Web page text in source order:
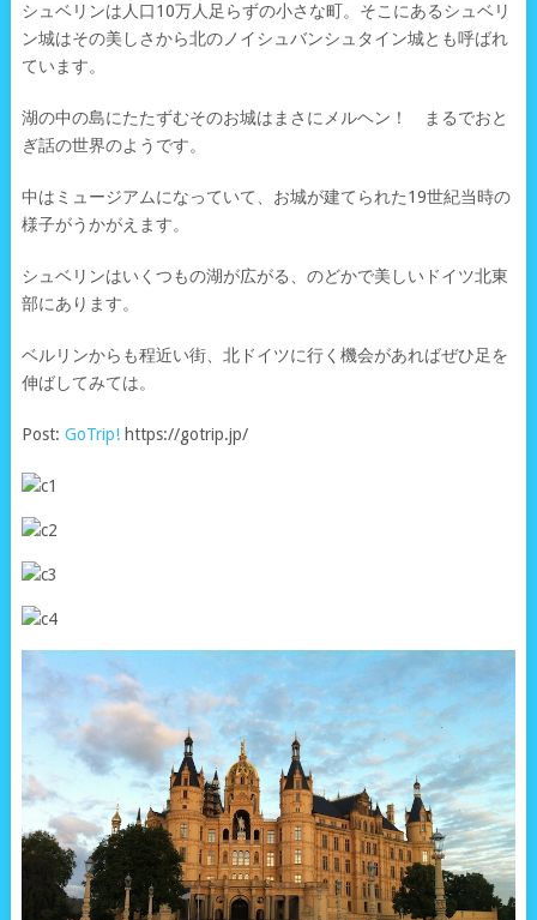
シュベリンは人口10万人足らずの小さな町。そこにあるシュベリ
ン城はその美しさから北のノイシュバンシュタイン城とも呼ばれ
ています。
湖の中の島にたたずむそのお城はまさにメルヘン！ まるでおと
ぎ話の世界のようです。
中はミュージアムになっていて、お城が建てられた19世紀当時の
様子がうかがえます。
シュベリンはいくつもの湖が広がる、のどかで美しいドイツ北東
部にあります。
ベルリンからも程近い街、北ドイツに行く機会があればぜひ足を
伸ばしてみては。
Post: GoTrip!https://gotrip.jp/